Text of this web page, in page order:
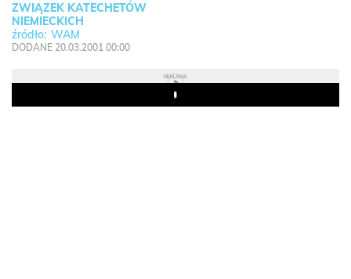
ZWIĄZEK KATECHETÓW
NIEMIECKICH
WAM
DODANE 20.03.2001 00:00
REKLAMA
Play